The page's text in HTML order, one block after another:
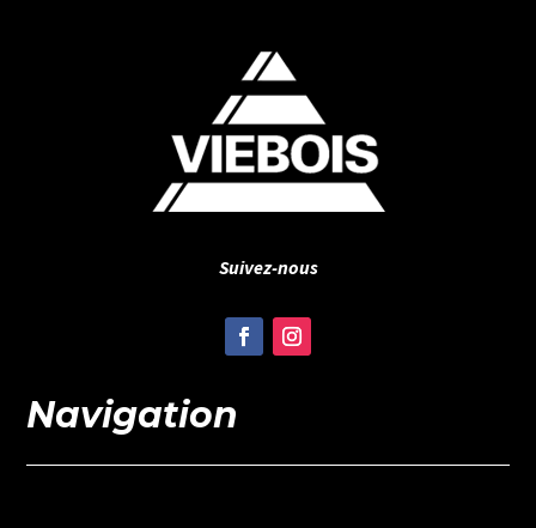
Suivez-nous
Navigation